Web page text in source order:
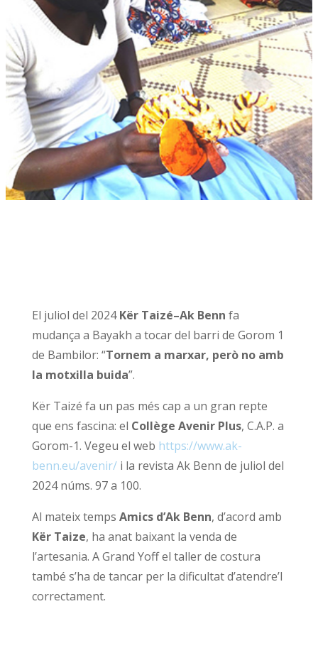
El juliol del 2024Kër Taizé–Ak Benn fa
mudança a Bayakh a tocar del barri de Gorom 1
de Bambilor: “Tornem a marxar, però no amb
la motxilla buida”.
Kër Taizé fa un pas més cap a un gran repte
que ens fascina: el Collège Avenir Plus, C.A.P. a
Gorom-1. Vegeu el web https://www.ak-
benn.eu/avenir/i la revista Ak Benn de juliol del
2024 núms. 97 a 100.
Al mateix temps Amics d’Ak Benn, d’acord amb
Kër Taize, ha anat baixant la venda de
l’artesania. A Grand Yoff el taller de costura
també s’ha de tancar per la dificultat d’atendre’l
correctament.